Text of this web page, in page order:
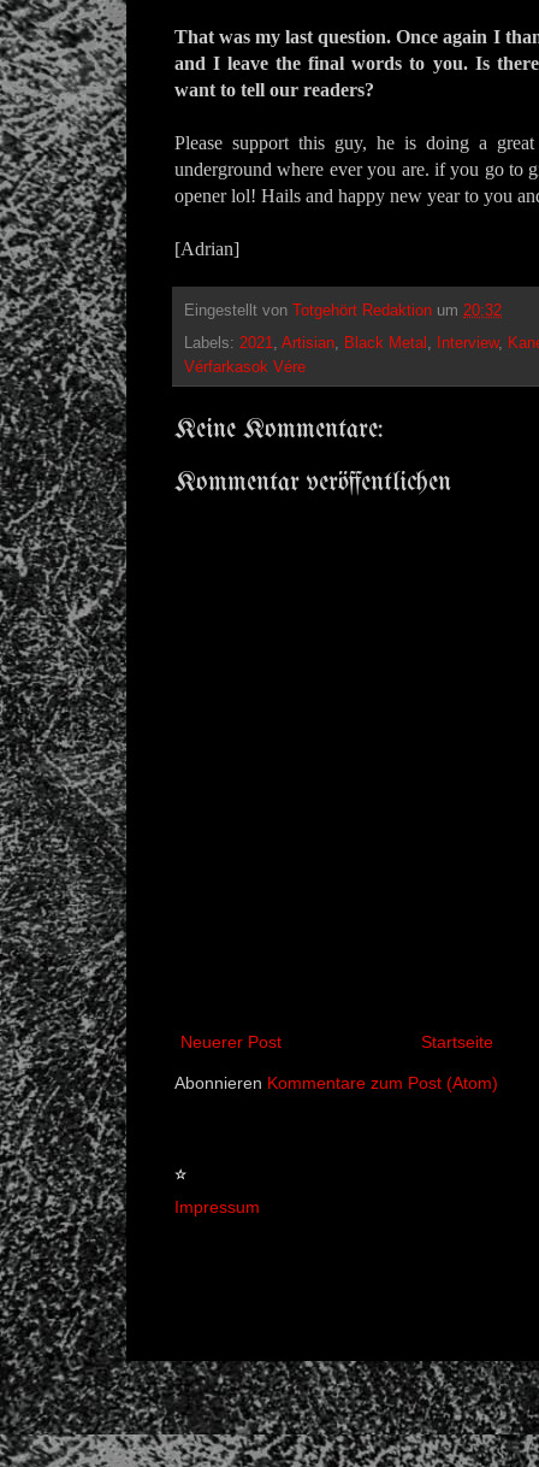
That was my last question. Once again I
and I leave the final words to you. Is
want to tell our readers?
Please support this guy, he is doing a
underground where ever you are. if you go to
opener lol! Hails and happy new year to you
[Adrian]
Eingestellt von Totgehört Redaktion um 20:32
Labels: 2021, Artisian, Black Metal , Interview,
Vérfarkasok Vére
Keine Kommentare:
Kommentar veröffentlichen
Neuerer Post Startseite
Abonnieren Kommentare zum Post (Atom)
☆
Impressum